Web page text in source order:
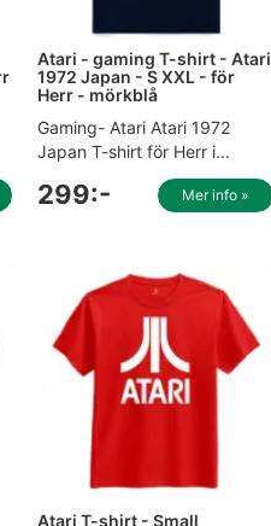
Atari - gaming T-shirt - Atari
1972 Japan - S XXL - för
Herr - mörkblå
Gaming- Atari Atari 1972
Japan T-shirt för Herr i...
299:- Mer info »
Atari T-shirt - Small